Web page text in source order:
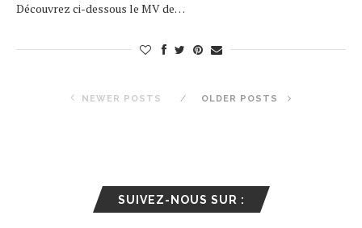
Découvrez ci-dessous le MV de…
NEWER POSTS OLDER POSTS
SUIVEZ-NOUS SUR :